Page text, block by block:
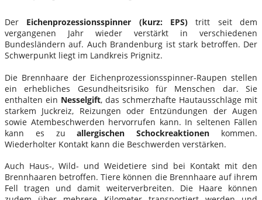
Der Eichenprozessionsspinner (kurz: EPS) tritt seit dem
vergangenen Jahr wieder verstärkt in verschiedenen
Bundesländern auf. Auch Brandenburg ist stark betroffen. Der
Schwerpunkt liegt im Landkreis Prignitz.
Die Brennhaare der Eichenprozessionsspinner-Raupen stellen
ein erhebliches Gesundheitsrisiko für Menschen dar. Sie
enthalten ein Nesselgift, das schmerzhafte Hautausschläge mit
starkem Juckreiz, Reizungen oder Entzündungen der Augen
sowie Atembeschwerden hervorrufen kann. In seltenen Fällen
kann es zuallergischen Schockreaktionen kommen.
Wiederholter Kontakt kann die Beschwerden verstärken.
Auch Haus-, Wild- und Weidetiere sind bei Kontakt mit den
Brennhaaren betroffen. Tiere können die Brennhaare auf ihrem
Fell tragen und damit weiterverbreiten. Die Haare können